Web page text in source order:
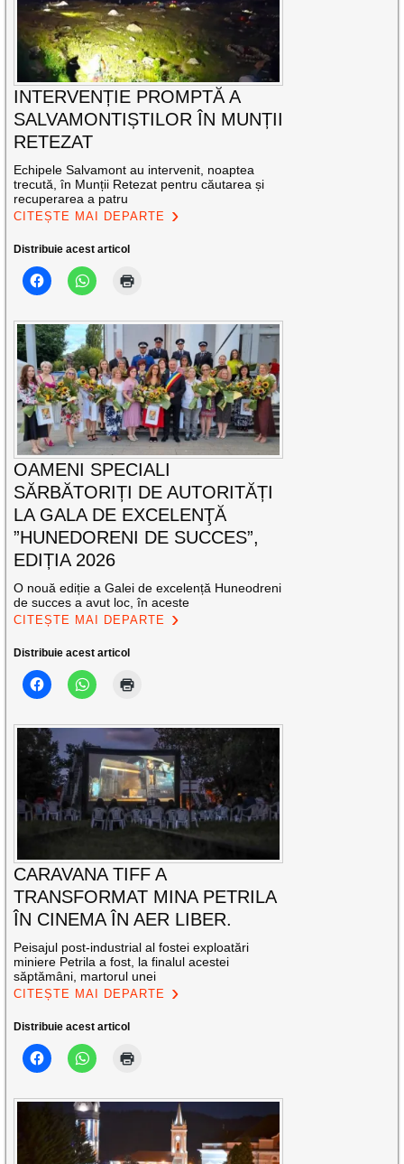
INTERVENȚIE PROMPTĂ A
SALVAMONTIȘTILOR ÎN MUNȚII
RETEZAT
Echipele Salvamont au intervenit, noaptea
trecută, în Munții Retezat pentru căutarea și
recuperarea a patru
CITEȘTE MAI DEPARTE
Distribuie acest articol
OAMENI SPECIALI
SĂRBĂTORIȚI DE AUTORITĂȚI
LA GALA DE EXCELENŢĂ
”HUNEDORENI DE SUCCES”,
EDIȚIA 2026
O nouă ediție a Galei de excelență Huneodreni
de succes a avut loc, în aceste
CITEȘTE MAI DEPARTE
Distribuie acest articol
CARAVANA TIFF A
TRANSFORMAT MINA PETRILA
ÎN CINEMA ÎN AER LIBER.
Peisajul post-industrial al fostei exploatări
miniere Petrila a fost, la finalul acestei
săptămâni, martorul unei
CITEȘTE MAI DEPARTE
Distribuie acest articol